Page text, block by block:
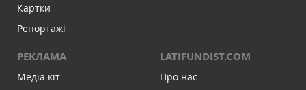
Картки
Репортажі
РЕКЛАМА
Медіа кіт
LATIFUNDIST.COM
Про нас